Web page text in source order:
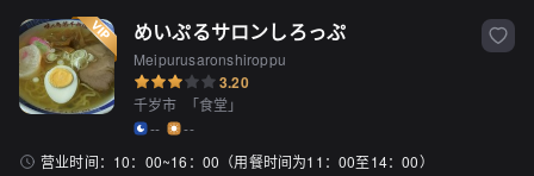
めいぷるサロンしろっぷ
Meipurusaronshiroppu
3.20
千岁市 「食堂 」
--
--
营业时间： 10：00~16：00（用餐时间为11：00至14：00）